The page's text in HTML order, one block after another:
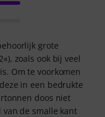
grote
zoals ook bij veel
Om te voorkomen
in een bedrukte
doos niet
de smalle kant